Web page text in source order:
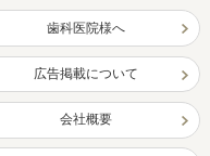
歯科医院様へ
広告掲載について
会社概要